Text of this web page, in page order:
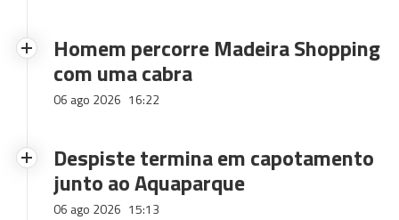
Homem percorre Madeira Shopping
com uma cabra
06 ago 2026 16:22
Despiste termina em capotamento
junto ao Aquaparque
06 ago 2026 15:13